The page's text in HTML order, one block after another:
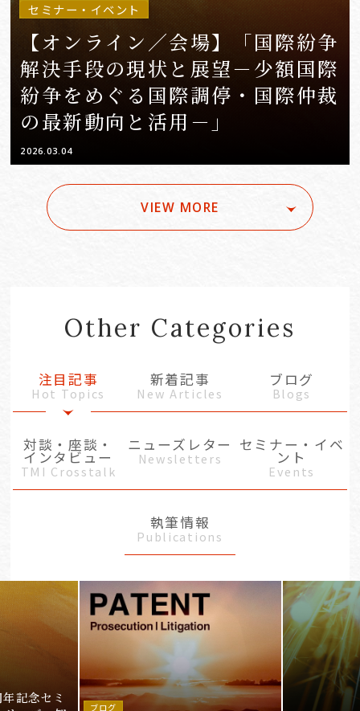
セミナー・イベント
【オンライン／会場】「国際紛争
解決手段の現状と展望－少額国際
紛争をめぐる国際調停・国際仲裁
の最新動向と活用－」
2026.03.04
VIEW MORE
Other Categories
注目記事
Hot Topics
新着記事
New Articles
ブログ
Blogs
対談・座談・
インタビュー
TMI Crosstalk
ニューズレター
Newsletters
セミナー・イベ
ント
Events
執筆情報
Publications
記念セミ
ブログ